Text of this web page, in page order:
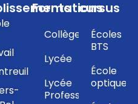
Formations
Collège
Lycée
Lycée
Professionnel
cursus
Écoles
BTS
École
optique